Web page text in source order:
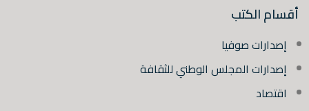
أقسام الكتب
إصدارات صوفيا
إصدارات المجلس الوطني للثقافة
اقتصاد